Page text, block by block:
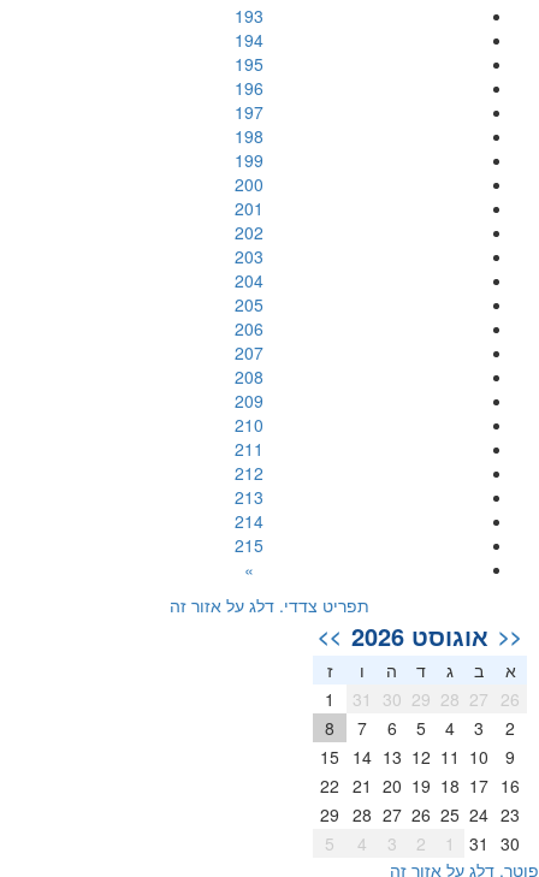
193
194
195
196
197
198
199
200
201
202
203
204
205
206
207
208
209
210
211
212
213
214
215
»
תפריט צדדי. דלג על אזור זה
<< אוגוסט 2026 >>
א ב ג ד ה
ז
26
27
28
29
30
31
2
3
4
5
6
7
8
9
10
11
12
13
14
15
16
17
18
19
20
21
22
23
24
25
26
27
28
29
30
31
2
3
4
5
דלג על אזור זה